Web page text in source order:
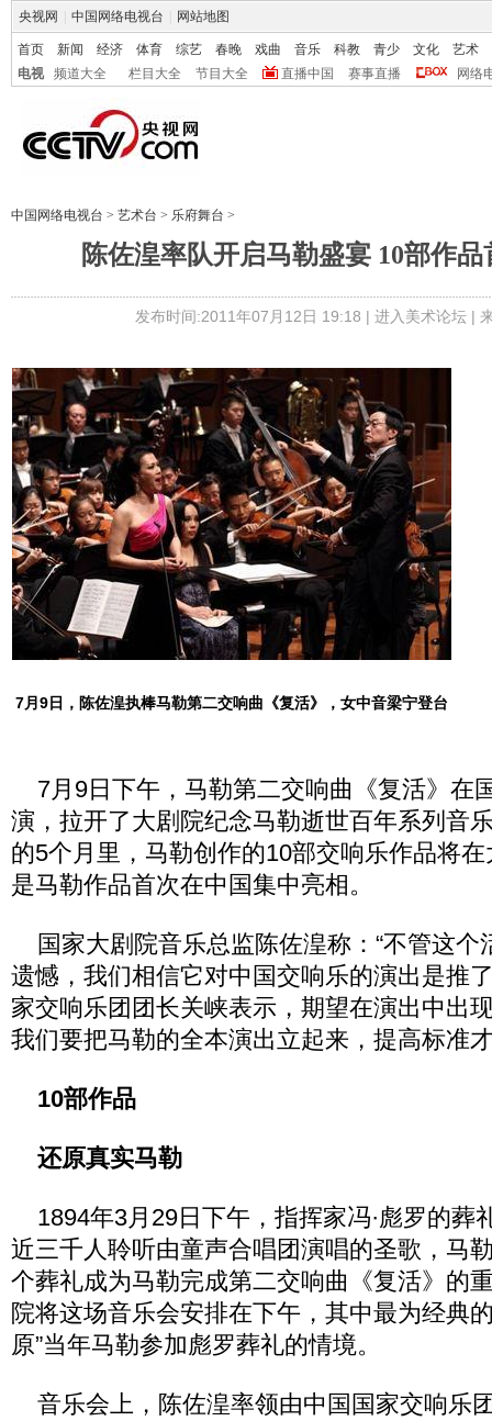
央视网 中国网络电视台 网站地图
首页 新闻 经济 体育 综艺 春晚 戏曲 音乐 科教 青少 文化
艺术
电视
频道大全 栏目大全 节目大全 直播中国 赛事直播 网络
中国网络电视台 > 艺术台 > 乐府舞台 >
陈佐湟率队开启马勒盛宴 10部作
发布时间:2011年07月12日 19:18 | 进入美术论坛|
7月9日，陈佐湟执棒马勒第二交响曲《复活》，女中音梁宁登台
7月9日下午，马勒第二交响曲《复活》在
演，拉开了大剧院纪念马勒逝世百年系列音
的5个月里，马勒创作的10部交响乐作品将
是马勒作品首次在中国集中亮相。
国家大剧院音乐总监陈佐湟称：“不管这个
遗憾，我们相信它对中国交响乐的演出是推
家交响乐团团长关峡表示，期望在演出中出
我们要把马勒的全本演出立起来，提高标准
10部作品
还原真实马勒
1894年3月29日下午，指挥家冯·彪罗的葬
近三千人聆听由童声合唱团演唱的圣歌，马
个葬礼成为马勒完成第二交响曲《复活》的
院将这场音乐会安排在下午，其中最为经典
原”当年马勒参加彪罗葬礼的情境。
音乐会上，陈佐湟率领由中国国家交响乐